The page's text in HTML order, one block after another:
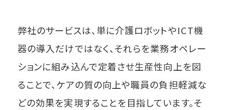
弊社のサービスは、単に介護ロボットやICT機
器の導入だけではなく、それらを業務オペレー
ションに組み込んで定着させ生産性向上を図
ることで、ケアの質の向上や職員の負担軽減な
どの効果を実現することを目指しています。そ